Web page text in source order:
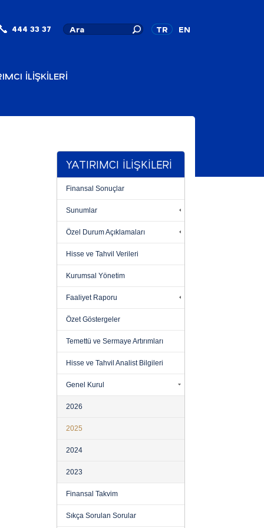
444 33 37 TR EN
İLİŞKİLERİ
YATIRIMCI İLİŞKİLERİ
Finansal Sonuçlar
Sunumlar
Özel Durum Açıklamaları
Hisse ve Tahvil Verileri
Kurumsal Yönetim
Faaliyet Raporu
Özet Göstergeler
Temettü ve Sermaye Artırımları
Hisse ve Tahvil Analist Bilgileri
Genel Kurul
2026
2025
2024
2023
Finansal Takvim
Sıkça Sorulan Sorular